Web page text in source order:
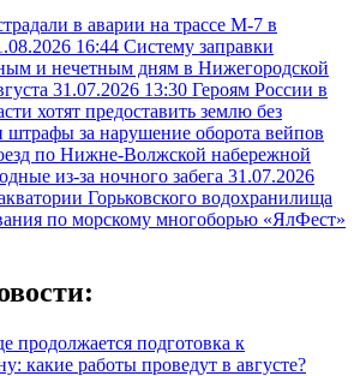
в аварии на трассе М-7 в
16:44 Систему заправки
и нечетным дням в Нижегородской
31.07.2026 13:30 Героям России в
хотят предоставить землю без
штрафы за нарушение оборота вейпов
по Нижне-Волжской набережной
из-за ночного забега 31.07.2026
Горьковского водохранилища
по морскому многоборью «ЯлФест»
подготовка к
какие работы проведут в августе?